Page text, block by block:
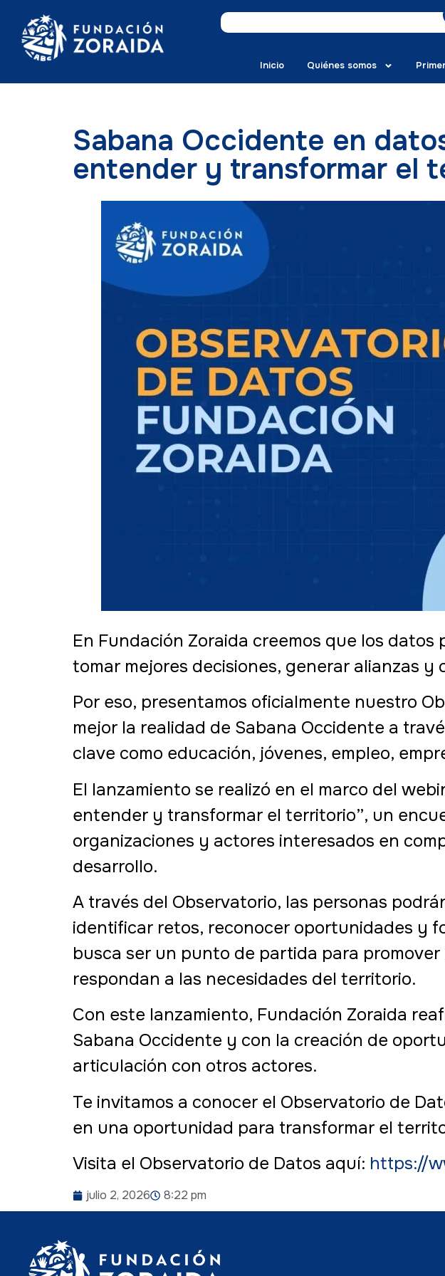
Inicio Quiénes somos
Sabana Occidente en
entender y transformar el
En Fundación Zoraida creemos que los
tomar mejores decisiones, generar alianzas
Por eso, presentamos oficialmente nuestro
mejor la realidad de Sabana Occidente a
clave como educación, jóvenes, empleo,
El lanzamiento se realizó en el marco del
entender y transformar el territorio”, un
organizaciones y actores interesados en
desarrollo.
A través del Observatorio, las personas
identificar retos, reconocer oportunidades y
busca ser un punto de partida para
respondan a las necesidades del territorio.
Con este lanzamiento, Fundación Zoraida
Sabana Occidente y con la creación de
articulación con otros actores.
Te invitamos a conocer el Observatorio de
en una oportunidad para transformar el
Visita el Observatorio de Datos aquí: https://
julio 2, 2026 8:22 pm